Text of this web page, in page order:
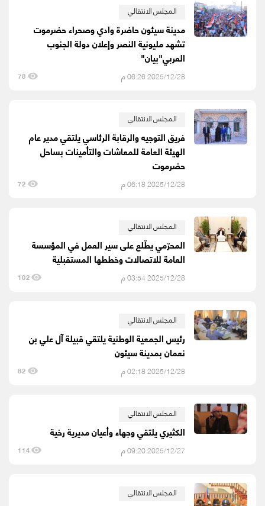
المجلس الانتقالي
مدينة سيئون حاضرة وادي وصحراء حضرموت
تشهد مليونية النصر وإعلان دولة الجنوب
العربي"بيان"
2025/12/28 06:26 م 78
المجلس الانتقالي
فريق التوجيه والرقابة الرئاسي يلتقي مدير عام
الهيئة العامة للمعاشات والتأمينات بساحل
حضرموت
2025/12/28 06:18 م 72
المجلس الانتقالي
المحرّمي يطّلع على سير العمل في المؤسسة
العامة للاتصالات وخططها المستقبلية
2025/12/28 03:54 م 102
المجلس الانتقالي
رئيس الجمعية الوطنية يلتقي قبيلة آل علي بن
نعمان بمدينة سيئون
2025/12/28 02:18 م 82
المجلس الانتقالي
الكثيري يلتقي وجهاء وأعيان مديرية رخية
2025/12/27 09:20 م 114
المجلس الانتقالي